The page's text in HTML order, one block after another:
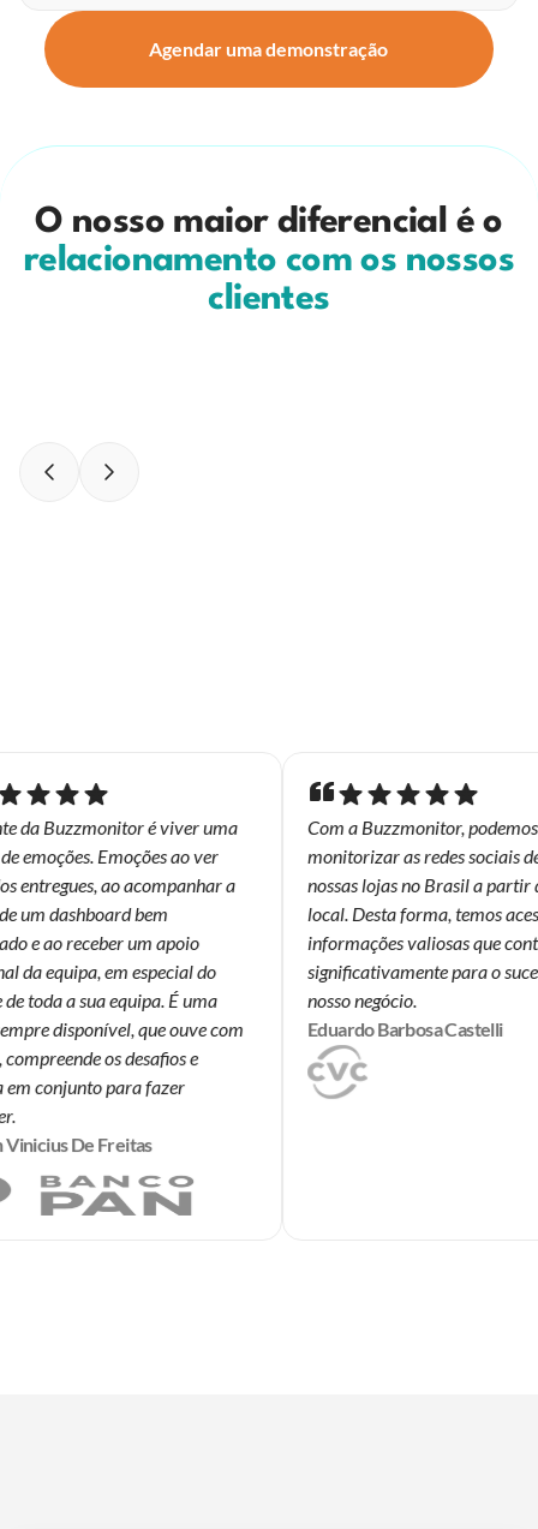
Agendar uma demonstração
O nosso maior diferencial é o
relacionamento com os nossos
clientes
da Buzzmonitor é viver uma
emoções. Emoções ao ver
entregues, ao acompanhar a
um dashboard bem
e ao receber um apoio
da equipa, em especial do
toda a sua equipa. É uma
disponível, que ouve com
os desafios e
conjunto para fazer
De Freitas
Com a Buzzmonitor, podemos
monitorizar as redes sociais de
nossas lojas no Brasil a partir
local. Desta forma, temos
informações valiosas que
significativamente para o
nosso negócio.
Eduardo Barbosa Castelli